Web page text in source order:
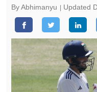
जीवन मंत्रा
फूड
सेहत
ब्‍यूटी
By Abhimanyu
Updated